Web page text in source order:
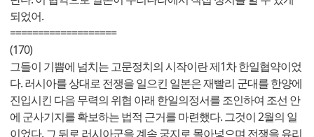
되었어.
===================
(170)
그들이 기쁨에 넘치는 고문정치의 시작이란 제1차 한일협약이었
다. 러시아를 상대로 전쟁을 일으킨 일본은 재빨리 군대를 한양에
진입시킨 다음 무력의 위협 아래 한일의정서를 조인하여 조선 안
에 군사기지를 확보하는 법적 근거를 마련했다. 그것이 2월의 일
이었다. 그 뒤로 러시아군을 계속 궁지로 몰아넣으며 전쟁을 유리